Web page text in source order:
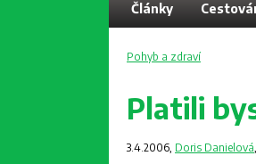
Články
Pohyb a zdraví
Platili
3.4.2006, Doris Danielová,